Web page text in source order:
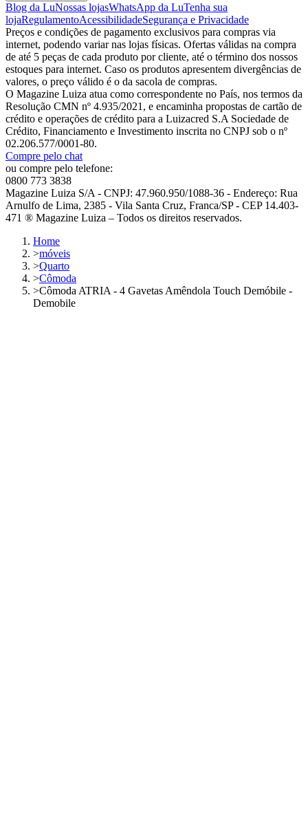
Blog da LuNossas lojasWhatsApp da LuTenha sua
lojaRegulamentoAcessibilidadeSegurança e Privacidade
Preços e condições de pagamento exclusivos para compras via
internet, podendo variar nas lojas físicas. Ofertas válidas na compra
de até 5 peças de cada produto por cliente, até o término dos nossos
estoques para internet. Caso os produtos apresentem divergências de
valores, o preço válido é o da sacola de compras.
O Magazine Luiza atua como correspondente no País, nos termos da
Resolução CMN nº 4.935/2021, e encaminha propostas de cartão de
crédito e operações de crédito para a Luizacred S.A Sociedade de
Crédito, Financiamento e Investimento inscrita no CNPJ sob o nº
02.206.577/0001-80.
Compre pelo chat
ou compre pelo telefone:
0800 773 3838
Magazine Luiza S/A - CNPJ: 47.960.950/1088-36 - Endereço: Rua
Arnulfo de Lima, 2385 - Vila Santa Cruz, Franca/SP - CEP 14.403-
471 ® Magazine Luiza – Todos os direitos reservados.
Home
>móveis
>Quarto
>Cômoda
>Cômoda ATRIA - 4 Gavetas Amêndola Touch Demóbile -
Demobile